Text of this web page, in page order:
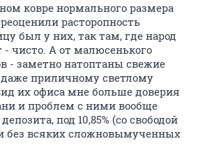
ковре нормального размера
расторопность
был у них, так там, где народ
- чисто. А от малюсенького
- заметно натоптаны свежие
приличному светлому
их офиса мне больше доверия
и проблем с ними вообще
под 10,85% (со свободой
без всяких сложновымученных